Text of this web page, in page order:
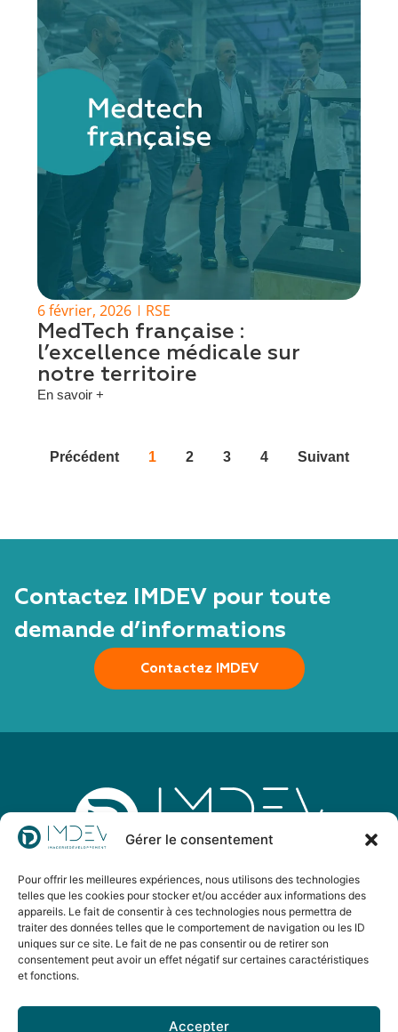
Gérer le consentement
Pour offrir les meilleures expériences, nous utilisons des technologies
telles que les cookies pour stocker et/ou accéder aux informations des
appareils. Le fait de consentir à ces technologies nous permettra de
traiter des données telles que le comportement de navigation ou les ID
uniques sur ce site. Le fait de ne pas consentir ou de retirer son
consentement peut avoir un effet négatif sur certaines caractéristiques
et fonctions.
Accepter
6 février, 2026 RSE
MedTech française :
l’excellence médicale sur
notre territoire
En savoir +
Précédent 1 2 3 4 Suivant
Contactez IMDEV pour toute
demande d’informations
Contactez IMDEV
IMDEV est un groupement d’imagerie médicale
d’envergure nationale dont l’objectif est de développer
l’accès aux soins sur tous les territoires en alliant
excellence et innovation.